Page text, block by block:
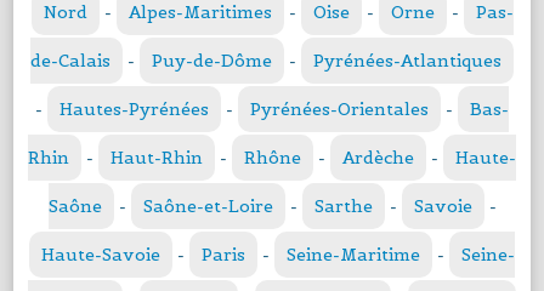
Nord - Alpes-Maritimes - Oise - Orne - Pas-
de-Calais - Puy-de-Dôme - Pyrénées-Atlantiques
- Hautes-Pyrénées - Pyrénées-Orientales - Bas-
Rhin - Haut-Rhin - Rhône - Ardèche - Haute-
Saône - Saône-et-Loire - Sarthe - Savoie -
Haute-Savoie - Paris - Seine-Maritime - Seine-